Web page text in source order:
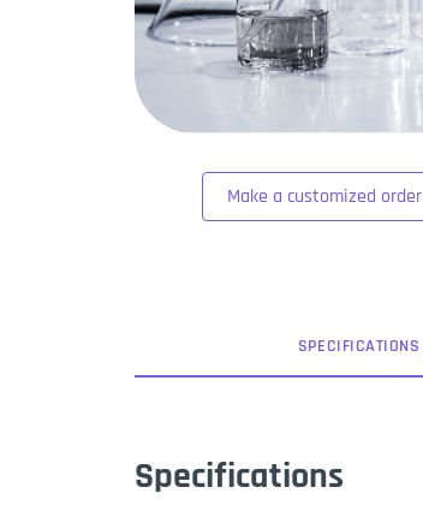
Make a customized order
SPECIFICATIONS
Specifications